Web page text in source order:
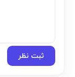
ثبت نظر